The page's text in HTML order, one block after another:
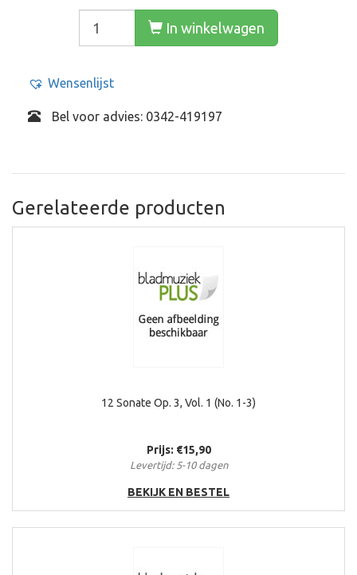
In winkelwagen
Wensenlijst
Bel voor advies: 0342-419197
Gerelateerde producten
12 Sonate Op. 3, Vol. 1 (No. 1-3)
Prijs: €15,90
Levertijd: 5-10 dagen
BEKIJK EN BESTEL